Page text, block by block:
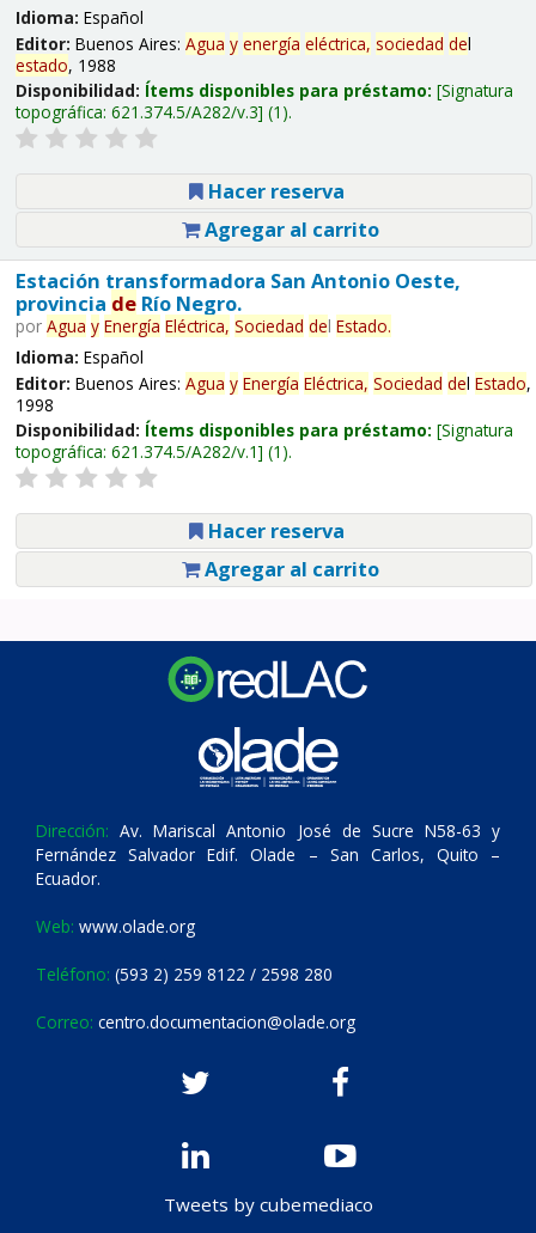
Idioma: Español
Editor: Buenos Aires: Agua y energía eléctrica, sociedad del
estado, 1988
Disponibilidad: Ítems disponibles para préstamo: Signatura
topográfica: 621.374.5/A282/v.3 (1).
Hacer reserva
Agregar al carrito
Estación transformadora San Antonio Oeste,
provincia deRío Negro.
por Agua y Energía Eléctrica, Sociedad del Estado.
Idioma: Español
Editor: Buenos Aires: Agua y Energía Eléctrica, Sociedad del Estado,
1998
Disponibilidad: Ítems disponibles para préstamo: Signatura
topográfica: 621.374.5/A282/v.1 (1).
Hacer reserva
Agregar al carrito
Dirección: Av. Mariscal Antonio José de Sucre N58-63 y
Fernández Salvador Edif. Olade – San Carlos, Quito –
Ecuador.
Web: www.olade.org
Teléfono: (593 2) 259 8122 / 2598 280
Correo: centro.documentacion@olade.org
Tweets by cubemediaco